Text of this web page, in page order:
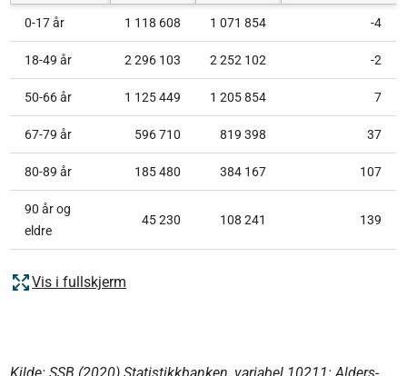
0-17 år 1 118 608 1 071 854 -4
18-49 år 2 296 103 2 252 102 -2
50-66 år 1 125 449 1 205 854 7
67-79 år 596 710 819 398 37
80-89 år 185 480 384 167 107
90 år og
eldre
45 230 108 241 139
Vis i fullskjerm